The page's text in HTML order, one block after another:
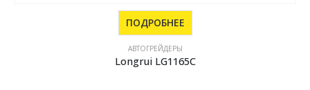
ПОДРОБНЕЕ
АВТОГРЕЙДЕРЫ
Longrui LG1220A